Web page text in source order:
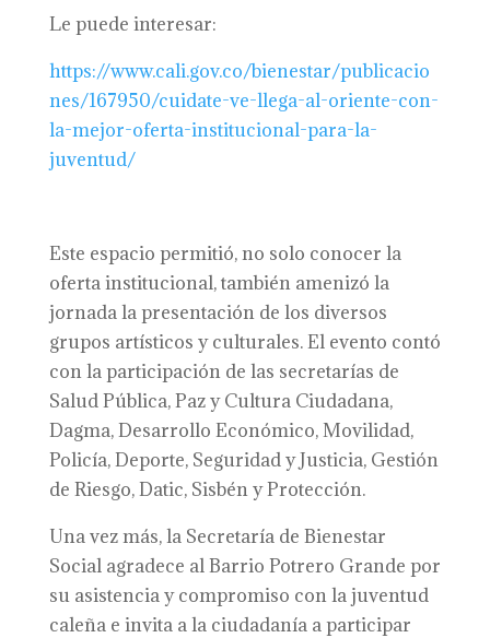
Le puede interesar:
https://www.cali.gov.co/bienestar/publicacio
nes/167950/cuidate-ve-llega-al-oriente-con-
la-mejor-oferta-institucional-para-la-
juventud/
Este espacio permitió, no solo conocer la
oferta institucional, también amenizó la
jornada la presentación de los diversos
grupos artísticos y culturales. El evento contó
con la participación de las secretarías de
Salud Pública, Paz y Cultura Ciudadana,
Dagma, Desarrollo Económico, Movilidad,
Policía, Deporte, Seguridad y Justicia, Gestión
de Riesgo, Datic, Sisbén y Protección.
Una vez más, la Secretaría de Bienestar
Social agradece al Barrio Potrero Grande por
su asistencia y compromiso con la juventud
caleña e invita a la ciudadanía a participar